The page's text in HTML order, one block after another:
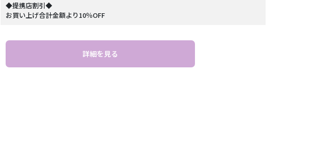
◆提携店割引◆
お買い上げ合計金額より10％OFF
詳細を見る